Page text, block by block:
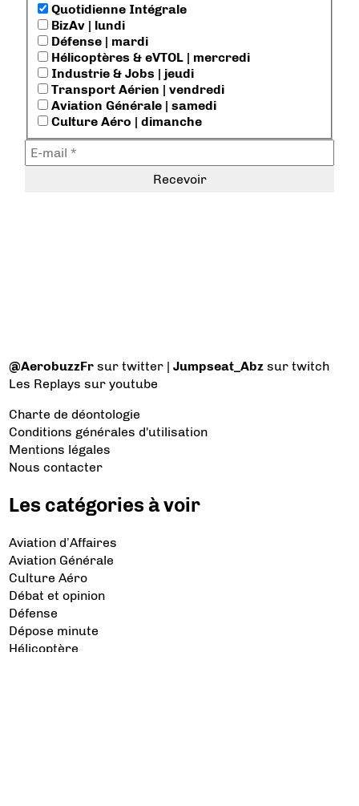
Quotidienne Intégrale
BizAv | lundi
Défense | mardi
Hélicoptères & eVTOL | mercredi
Industrie & Jobs | jeudi
Transport Aérien | vendredi
Aviation Générale | samedi
Culture Aéro | dimanche
@AerobuzzFr sur twitter |Jumpseat_Abz sur twitch
Les Replays sur youtube
Charte de déontologie
Conditions générales d'utilisation
Mentions légales
Nous contacter
Les catégories à voir
Aviation d’Affaires
Aviation Générale
Culture Aéro
Débat et opinion
Défense
Dépose minute
Hélicoptère